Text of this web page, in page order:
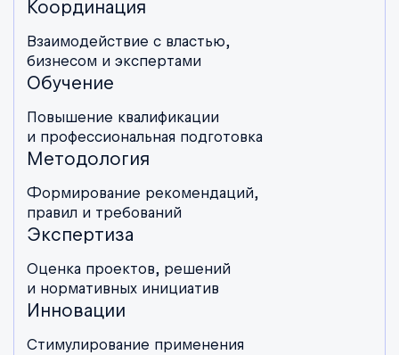
Координация
Взаимодействие с властью,
бизнесом и экспертами
Обучение
Повышение квалификации
и профессиональная подготовка
Методология
Формирование рекомендаций,
правил и требований
Экспертиза
Оценка проектов, решений
и нормативных инициатив
Инновации
Стимулирование применения